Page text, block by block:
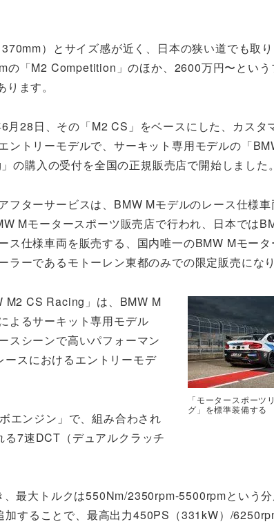
）とサイズ感が近く、日本の狭い道でも取
「M2 Competition」のほか、2600万円〜という
ます。
月28日、その「M2 CS」をベースにした、カスタ
ントリーモデルで、サーキット専用モデルの「
の購入の受付を全国の正規販売店で開始しました
フターサービスは、BMW Mモデルのレース仕様
Mモータースポーツ販売店で行われ、日本では
ス仕様車両を販売する、国内唯一のBMW Mモー
ラーであるモトーレン東都のみでの限定販売にな
「モータースポーツ
グ」を標準装備する
M2 CS Racing」は、BMW M
よるサーキット専用モデル
スシーンで高いパフォーマン
スにおけるエントリーモデ
エンジン」で、組み合わされ
7速DCT（デュアルクラッチ
最大トルクは550Nm/2350rpm-5500rpmという
することで、最高出力450PS（331kW）/